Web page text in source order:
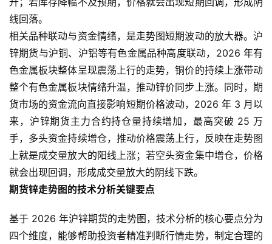
原
油
期
货
国
际
期
货
线回落。
相关品种联动与资金情绪，是走势图短期波动的放大器。沪
锌期货与沪铜、沪铝等有色金属品种高度联动，2026 年有
色金属板块整体呈现震荡上行的走势，铜价的持续上涨带动
整个有色金属板块情绪升温，推动锌价同步上涨。同时，期
货市场的资金流向直接影响短期价格波动，2026 年 3 月以
来，沪锌期货主力合约持仓量持续增加，最高突破 25 万
手，多头资金持续增仓，推动价格震荡上行，反映在走势图
上就是成交量放大的阳线上涨；若空头资金集中增仓，价格
就会出现回调，形成成交量放大的阴线下跌。
期货锌走势图的技术分析关键要点
基于 2026 年沪锌期货的走势图，技术分析的核心要点分为
四个维度，能够帮助投资者精准判断行情走势，制定合理的